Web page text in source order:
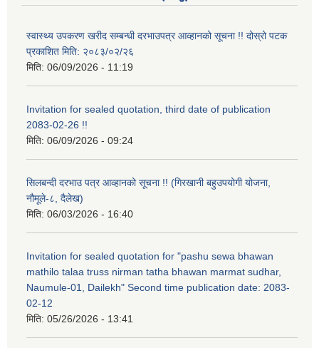
स्वास्थ्य उपकरण खरीद सम्बन्धी दरभाउपत्र आव्हानको सूचना !! दोस्रो पटक
प्रकाशित मिति: २०८३/०२/२६
मिति: 06/09/2026 - 11:19
Invitation for sealed quotation, third date of publication
2083-02-26 !!
मिति: 06/09/2026 - 09:24
सिलबन्दी दरभाउ पत्र आव्हानको सूचना !! (गिरखानी बहुउपयोगी योजना,
नौमूले-८, दैलेख)
मिति: 06/03/2026 - 16:40
Invitation for sealed quotation for "pashu sewa bhawan
mathilo talaa truss nirman tatha bhawan marmat sudhar,
Naumule-01, Dailekh" Second time publication date: 2083-
02-12
मिति: 05/26/2026 - 13:41